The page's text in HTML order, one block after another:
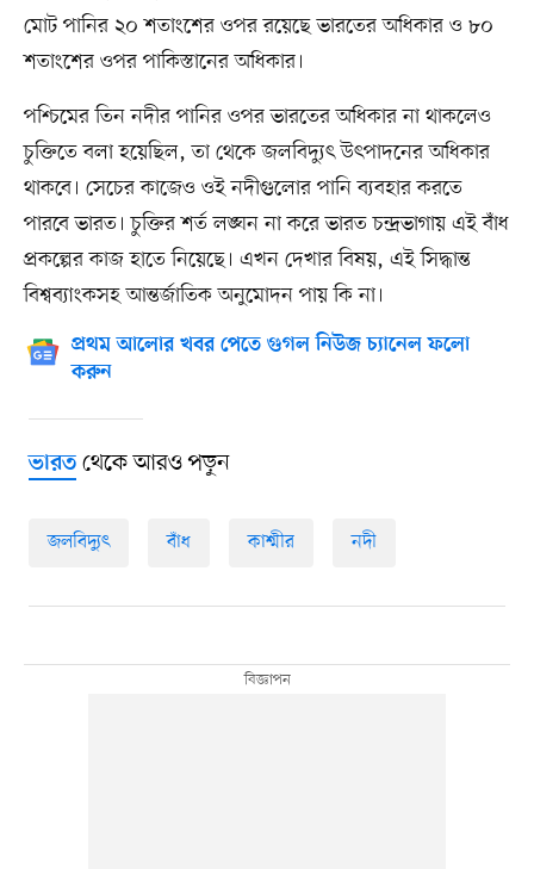
মোট পানির ২০ শতাংশের ওপর রয়েছে ভারতের অধিকার ও ৮০
শতাংশের ওপর পাকিস্তানের অধিকার।
পশ্চিমের তিন নদীর পানির ওপর ভারতের অধিকার না থাকলেও
চুক্তিতে বলা হয়েছিল, তা থেকে জলবিদ্যুৎ উৎপাদনের অধিকার
থাকবে। সেচের কাজেও ওই নদীগুলোর পানি ব্যবহার করতে
পারবে ভারত। চুক্তির শর্ত লঙ্ঘন না করে ভারত চন্দ্রভাগায় এই বাঁধ
প্রকল্পের কাজ হাতে নিয়েছে। এখন দেখার বিষয়, এই সিদ্ধান্ত
বিশ্বব্যাংকসহ আন্তর্জাতিক অনুমোদন পায় কি না।
প্রথম আলোর খবর পেতে গুগল নিউজ চ্যানেল ফলো
করুন
ভারতথেকে আরও পড়ুন
জলবিদ্যুৎ বাঁধ কাশ্মীর নদী